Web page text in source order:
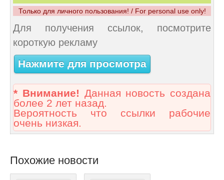
Только для личного пользования! / For personal use only!
Для получения ссылок, посмотрите
короткую рекламу
Нажмите для просмотра
* Внимание! Данная новость создана
более 2 лет назад.
Вероятность что ссылки рабочие
очень низкая.
Похожие новости